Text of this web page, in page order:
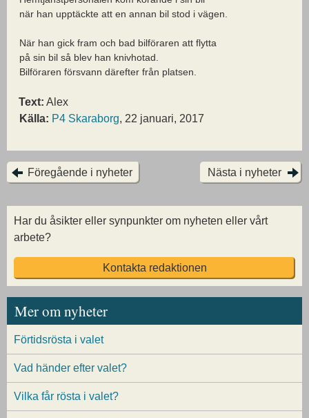
när han upptäckte att en annan bil stod i vägen.
När han gick fram och bad bilföraren att flytta
på sin bil så blev han knivhotad.
Bilföraren försvann därefter från platsen.
Text: Alex
Källa: P4 Skaraborg, 22 januari, 2017
Föregående i nyheter Nästa i nyheter
Har du åsikter eller synpunkter om nyheten eller vårt
arbete?
Kontakta redaktionen
Mer om nyheter
Förtidsrösta i valet
Vad händer efter valet?
Vilka får rösta i valet?